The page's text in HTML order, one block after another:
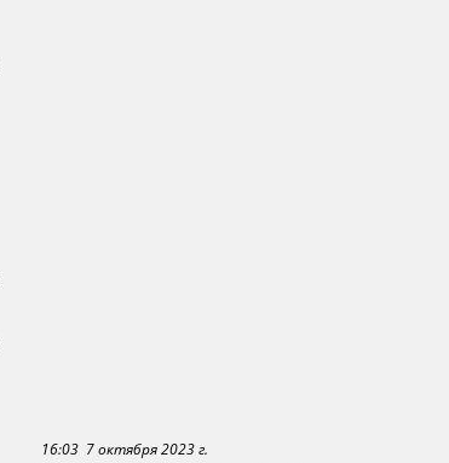
16:03 7 октября 2023 г.